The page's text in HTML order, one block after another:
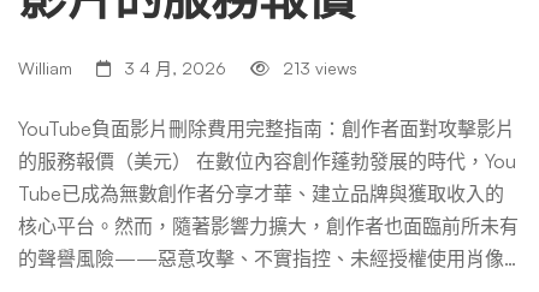
（例如未經同意拍攝私密部位），平台若不下架，平台本身
—— 狙擊盜用內容的核彈級武器 這是最快速、成功率最高
的下架手段。幣圈常見的侵權樣態包括： 第一步：確立您
擁有「原創性」 在按下檢舉鍵之前，您需要準備好證據
鏈。請注意，單純的「我出現在影片裡」不構成著作權，除
非您是「拍攝者」或「內容創作者」。 實戰操作表：檢舉
William 3 4 月, 2026 213 views
YouTube負面影片刪除費用完整指南：創作者面對攻擊影片
的服務報價（美元） 在數位內容創作蓬勃發展的時代，You
Tube已成為無數創作者分享才華、建立品牌與獲取收入的
核心平台。然而，隨著影響力擴大，創作者也面臨前所未有
的聲譽風險——惡意攻擊、不實指控、未經授權使用肖像